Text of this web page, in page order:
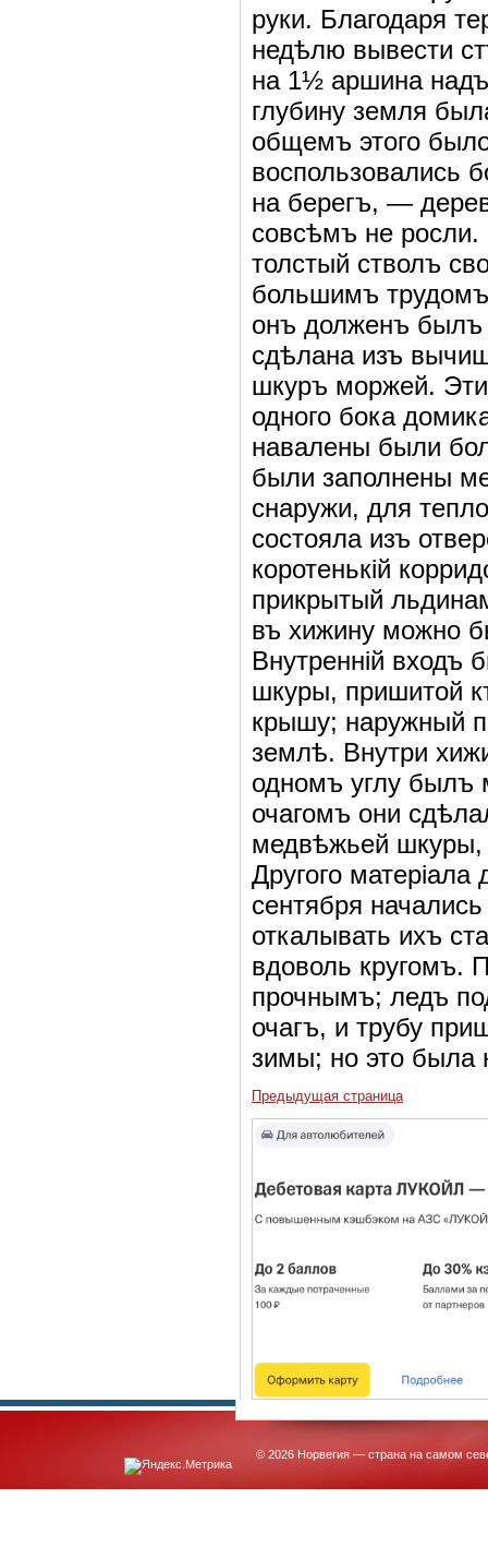
руки. Благодаря
недѣлю вывести
на 1½ аршина
глубину земля
общемъ этого
на берегъ, —
совсѣмъ не росли.
толстый стволъ
большимъ
онъ долженъ былъ
сдѣлана изъ
шкуръ моржей.
одного бока
навалены были
были заполнены
снаружи, для
состояла изъ
коротенькій
прикрытый
въ хижину можно
Внутренній
шкуры, пришитой
крышу; наружный
землѣ. Внутри
одномъ углу былъ
очагомъ они
медвѣжьей
Другого
сентября
откалывать ихъ
вдоволь кругомъ.
прочнымъ; ледъ
очагъ, и трубу
зимы; но это была
Предыдущая страница
© 2026 Норвегия — страна на самом